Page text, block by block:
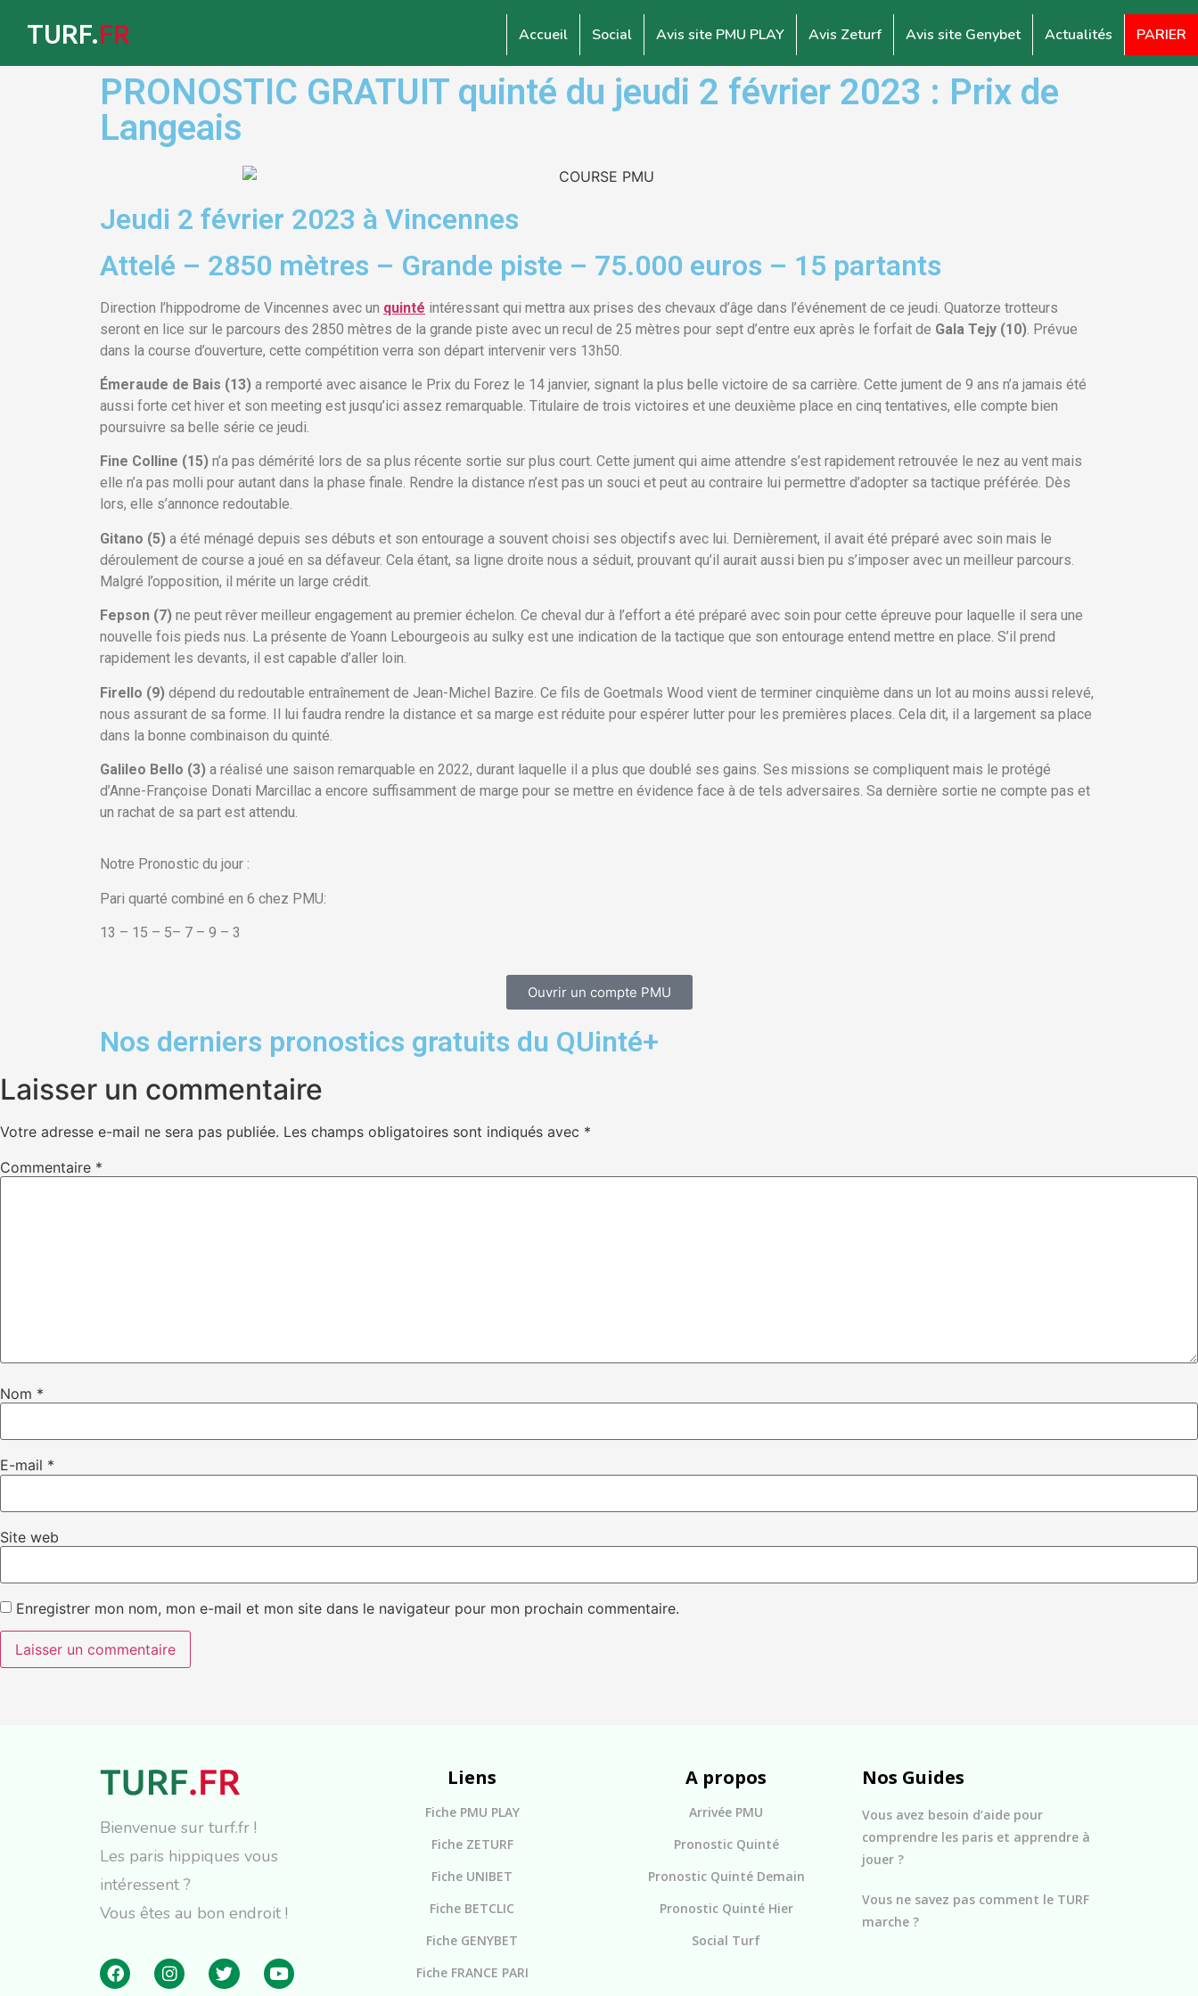
TURF.FR Accueil Social Avis site PMU PLAY Avis Zeturf Avis site Genybet Actualités PARIER
PRONOSTIC GRATUIT quinté du jeudi 2 février 2023 : Prix de
Langeais
Jeudi 2 février 2023 à Vincennes
Attelé – 2850 mètres – Grande piste – 75.000 euros – 15 partants
Direction l’hippodrome de Vincennes avec un quinté intéressant qui mettra aux prises des chevaux d’âge dans l’événement de ce jeudi. Quatorze trotteurs
seront en lice sur le parcours des 2850 mètres de la grande piste avec un recul de 25 mètres pour sept d’entre eux après le forfait de Gala Tejy (10) . Prévue
dans la course d’ouverture, cette compétition verra son départ intervenir vers 13h50.
Émeraude de Bais (13) a remporté avec aisance le Prix du Forez le 14 janvier, signant la plus belle victoire de sa carrière. Cette jument de 9 ans n’a jamais été
aussi forte cet hiver et son meeting est jusqu’ici assez remarquable. Titulaire de trois victoires et une deuxième place en cinq tentatives, elle compte bien
poursuivre sa belle série ce jeudi.
Fine Colline (15) n’a pas démérité lors de sa plus récente sortie sur plus court. Cette jument qui aime attendre s’est rapidement retrouvée le nez au vent mais
elle n’a pas molli pour autant dans la phase finale. Rendre la distance n’est pas un souci et peut au contraire lui permettre d’adopter sa tactique préférée. Dès
lors, elle s’annonce redoutable.
Gitano (5) a été ménagé depuis ses débuts et son entourage a souvent choisi ses objectifs avec lui. Dernièrement, il avait été préparé avec soin mais le
déroulement de course a joué en sa défaveur. Cela étant, sa ligne droite nous a séduit, prouvant qu’il aurait aussi bien pu s’imposer avec un meilleur parcours.
Malgré l’opposition, il mérite un large crédit.
Fepson (7) ne peut rêver meilleur engagement au premier échelon. Ce cheval dur à l’effort a été préparé avec soin pour cette épreuve pour laquelle il sera une
nouvelle fois pieds nus. La présente de Yoann Lebourgeois au sulky est une indication de la tactique que son entourage entend mettre en place. S’il prend
rapidement les devants, il est capable d’aller loin.
Firello (9) dépend du redoutable entraînement de Jean-Michel Bazire. Ce fils de Goetmals Wood vient de terminer cinquième dans un lot au moins aussi relevé,
nous assurant de sa forme. Il lui faudra rendre la distance et sa marge est réduite pour espérer lutter pour les premières places. Cela dit, il a largement sa place
dans la bonne combinaison du quinté.
Galileo Bello (3) a réalisé une saison remarquable en 2022, durant laquelle il a plus que doublé ses gains. Ses missions se compliquent mais le protégé
d’Anne-Françoise Donati Marcillac a encore suffisamment de marge pour se mettre en évidence face à de tels adversaires. Sa dernière sortie ne compte pas et
un rachat de sa part est attendu.
Notre Pronostic du jour :
Pari quarté combiné en 6 chez PMU:
13 – 15 – 5– 7 – 9 – 3
Ouvrir un compte PMU
Nos derniers pronostics gratuits du QUinté+
Laisser un commentaire
Votre adresse e-mail ne sera pas publiée. Les champs obligatoires sont indiqués avec *
Commentaire *
Nom *
E-mail *
Site web
Enregistrer mon nom, mon e-mail et mon site dans le navigateur pour mon prochain commentaire.
Bienvenue sur turf.fr !
Les paris hippiques vous
intéressent ?
Vous êtes au bon endroit !
Liens
Fiche PMU PLAY
Fiche ZETURF
Fiche UNIBET
Fiche BETCLIC
Fiche GENYBET
Fiche FRANCE PARI
A propos
Arrivée PMU
Pronostic Quinté
Pronostic Quinté Demain
Pronostic Quinté Hier
Social Turf
Nos Guides
Vous avez besoin d’aide pour
comprendre les paris et apprendre à
jouer ?
Vous ne savez pas comment le TURF
marche ?